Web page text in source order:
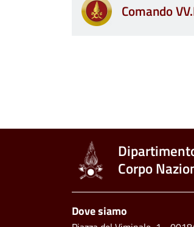
Comando
Corpo
Piè di
Dove siamo